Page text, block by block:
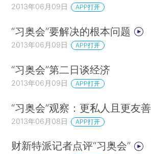
2013年06月09日 APP打开
“习奥会”要解决的根本问题
2013年06月09日 APP打开
“习奥会”第二日谈经济
2013年06月09日 APP打开
“习奥会”观察：更私人且更友善
2013年06月08日 APP打开
财新特派记者点评“习奥会”